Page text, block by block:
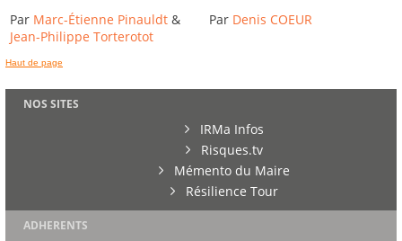
Par Marc-Étienne Pinauldt &
Jean-Philippe Torterotot
Par Denis COEUR
Haut de page
NOS SITES
IRMa Infos
Risques.tv
Mémento du Maire
Résilience Tour
ADHERENTS